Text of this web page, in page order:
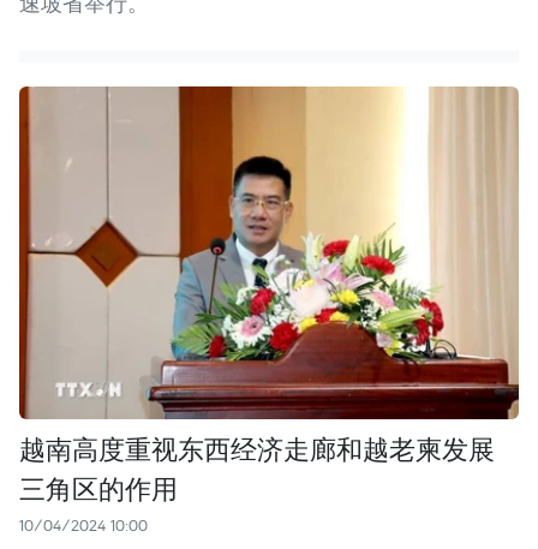
越南高度重视东西经济走廊和越老柬发展
三角区的作用
10/04/2024 10:00